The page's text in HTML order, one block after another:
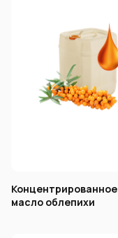
Концентрированное
масло облепихи